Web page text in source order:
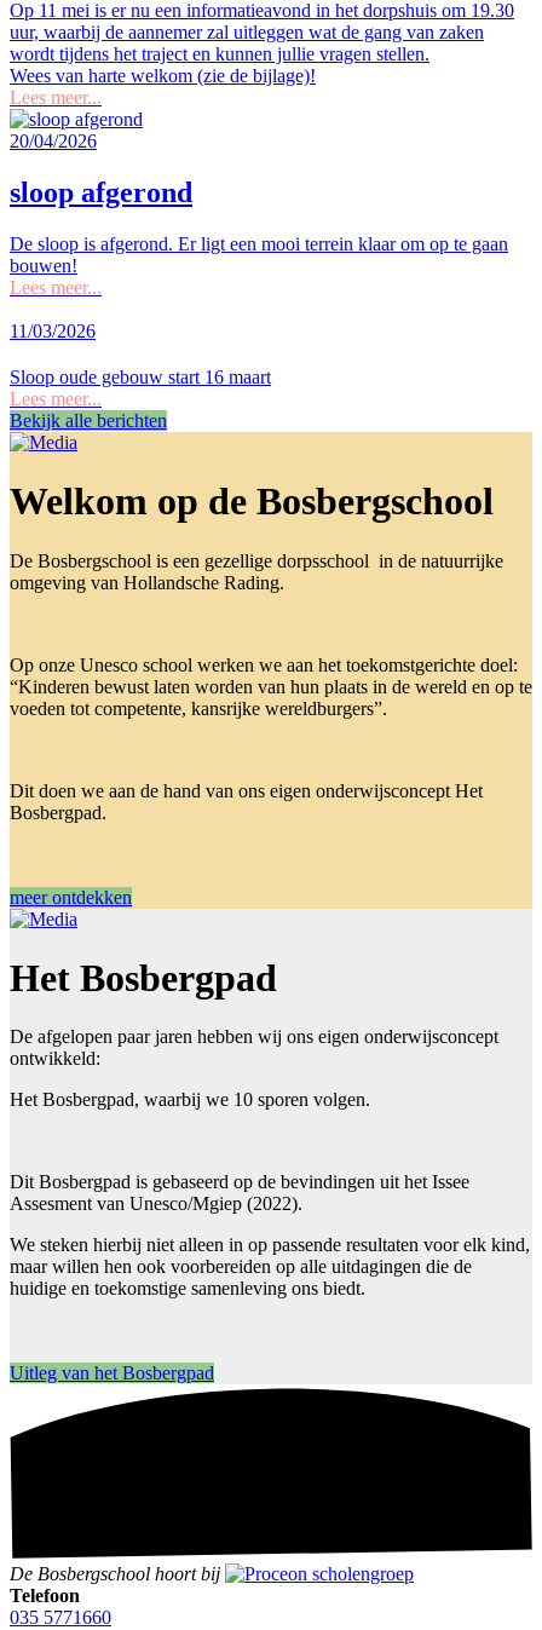
Op 11 mei is er nu een informatieavond in het dorpshuis om 19.30
uur, waarbij de aannemer zal uitleggen wat de gang van zaken
wordt tijdens het traject en kunnen jullie vragen stellen.
Wees van harte welkom (zie de bijlage)!
Lees meer...
20/04/2026
sloop afgerond
De sloop is afgerond. Er ligt een mooi terrein klaar om op te gaan
bouwen!
Lees meer...
11/03/2026
Sloop oude gebouw start 16 maart
Lees meer...
Bekijk alle berichten
Welkom op de Bosbergschool
De Bosbergschool is een gezellige dorpsschool in de natuurrijke
omgeving van Hollandsche Rading.
Op onze Unesco school werken we aan het toekomstgerichte doel:
“Kinderen bewust laten worden van hun plaats in de wereld en op te
voeden tot competente, kansrijke wereldburgers”.
Dit doen we aan de hand van ons eigen onderwijsconcept Het
Bosbergpad.
meer ontdekken
Het Bosbergpad
De afgelopen paar jaren hebben wij ons eigen onderwijsconcept
ontwikkeld:
Het Bosbergpad, waarbij we 10 sporen volgen.
Dit Bosbergpad is gebaseerd op de bevindingen uit het Issee
Assesment van Unesco/Mgiep (2022).
We steken hierbij niet alleen in op passende resultaten voor elk kind,
maar willen hen ook voorbereiden op alle uitdagingen die de
huidige en toekomstige samenleving ons biedt.
Uitleg van het Bosbergpad
De Bosbergschool hoort bij
Telefoon
035 5771660